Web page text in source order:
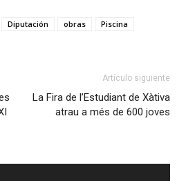
Diputación obras
Piscina
Artículo siguiente
La Fira de l’Estudiant de Xàtiva
atrau a més de 600 joves